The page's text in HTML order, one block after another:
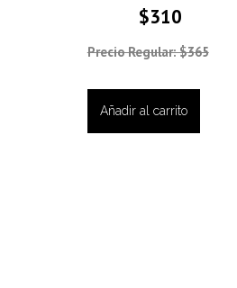
$310
Precio Regular: $365
Añadir al carrito